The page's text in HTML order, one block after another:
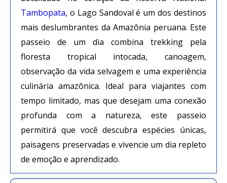
Tambopata, o Lago Sandoval é um dos destinos
mais deslumbrantes da Amazônia peruana. Este
passeio de um dia combina trekking pela
floresta tropical intocada, canoagem,
observação da vida selvagem e uma experiência
culinária amazônica. Ideal para viajantes com
tempo limitado, mas que desejam uma conexão
profunda com a natureza, este passeio
permitirá que você descubra espécies únicas,
paisagens preservadas e vivencie um dia repleto
de emoção e aprendizado.